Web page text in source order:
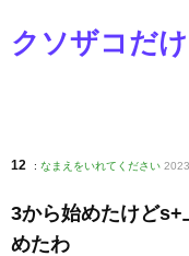
クソザコだ
12 : なまえをいれてください
3から始めたけどs+
めたわ